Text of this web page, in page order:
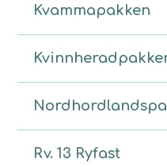
Kvammapakken
Rv. 13 Ryfast